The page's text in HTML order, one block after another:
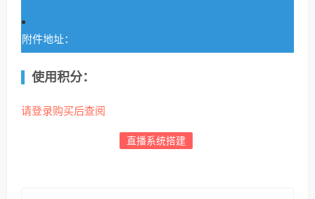
附件地址：
使用积分：
请登录购买后查阅
直播系统搭建